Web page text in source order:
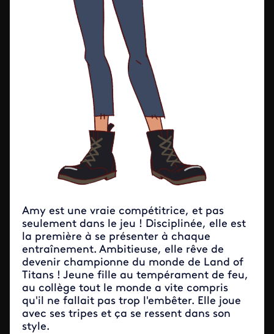
Amy est une vraie compétitrice, et pas
seulement dans le jeu ! Disciplinée, elle est
la première à se présenter à chaque
entraînement. Ambitieuse, elle rêve de
devenir championne du monde de Land of
Titans ! Jeune fille au tempérament de feu,
au collège tout le monde a vite compris
qu'il ne fallait pas trop l'embêter. Elle joue
avec ses tripes et ça se ressent dans son
style.